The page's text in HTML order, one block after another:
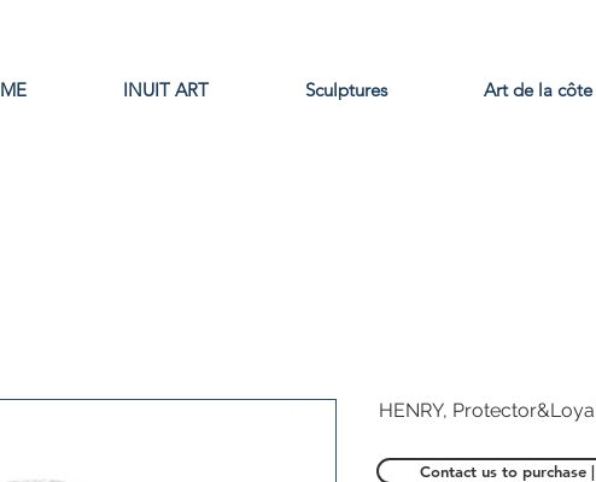
INUIT ART Sculptures Art de la côte
HENRY,
Contact us to purchase